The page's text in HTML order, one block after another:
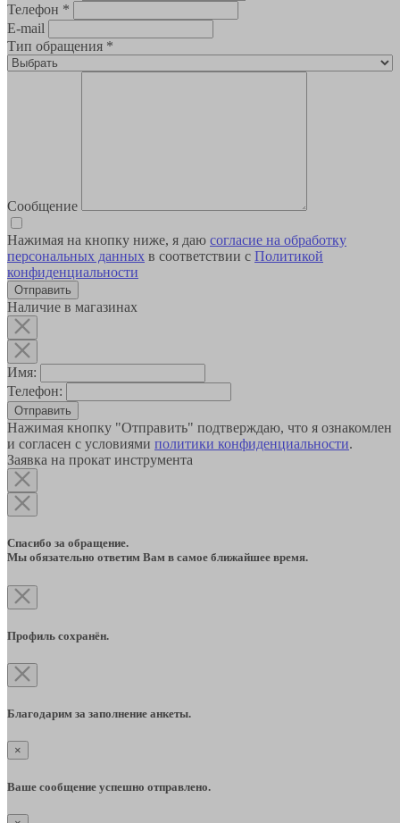
Телефон *
E-mail
Тип обращения *
Сообщение
Нажимая на кнопку ниже, я даю согласие на обработку
персональных данных в соответствии с Политикой
конфиденциальности
Наличие в магазинах
Имя:
Телефон:
Отправить
Нажимая кнопку "Отправить" подтверждаю, что я ознакомлен
и согласен с условиями политики конфиденциальности.
Заявка на прокат инструмента
Спасибо за обращение.
Мы обязательно ответим Вам в самое ближайшее время.
Профиль сохранён.
Благодарим за заполнение анкеты.
×
Ваше сообщение успешно отправлено.